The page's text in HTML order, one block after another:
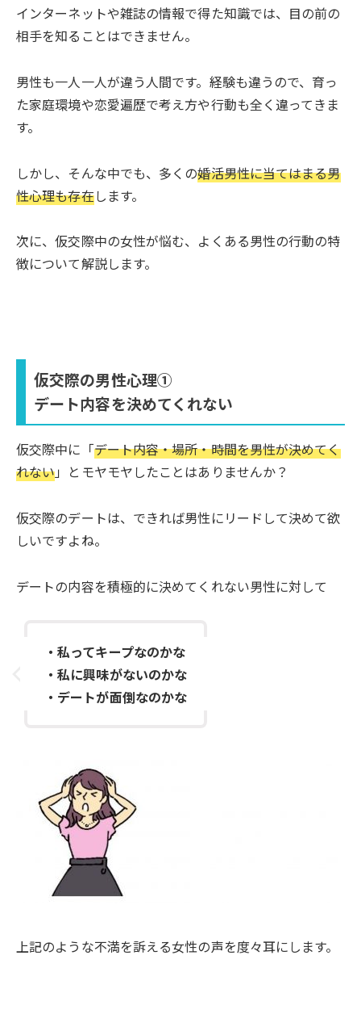
インターネットや雑誌の情報で得た知識では、目の前の
相手を知ることはできません。
男性も一人一人が違う人間です。経験も違うので、育っ
た家庭環境や恋愛遍歴で考え方や行動も全く違ってきま
す。
しかし、そんな中でも、多くの婚活男性に当てはまる男
性心理も存在します。
次に、仮交際中の女性が悩む、よくある男性の行動の特
徴について解説します。
仮交際の男性心理①
デート内容を決めてくれない
仮交際中に「デート内容・場所・時間を男性が決めてく
れない」とモヤモヤしたことはありませんか？
仮交際のデートは、できれば男性にリードして決めて欲
しいですよね。
デートの内容を積極的に決めてくれない男性に対して
・私ってキープなのかな
・私に興味がないのかな
・デートが面倒なのかな
上記のような不満を訴える女性の声を度々耳にします。